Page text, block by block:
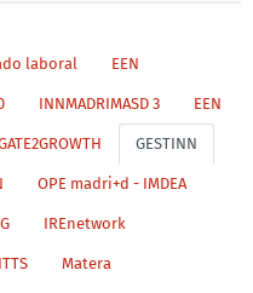
laboral EEN
INNMADRIMASD 3 EEN
GESTINN
OPE madri+d - IMDEA
IREnetwork
Matera